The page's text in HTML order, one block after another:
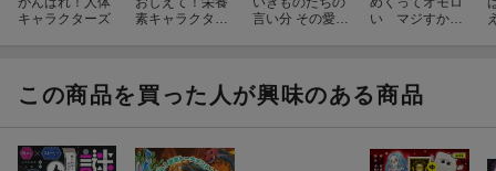
キャラクターズ
素キャラクター
言い分 その愛、
い マジすか科
この商品を買った人が興味のある商品